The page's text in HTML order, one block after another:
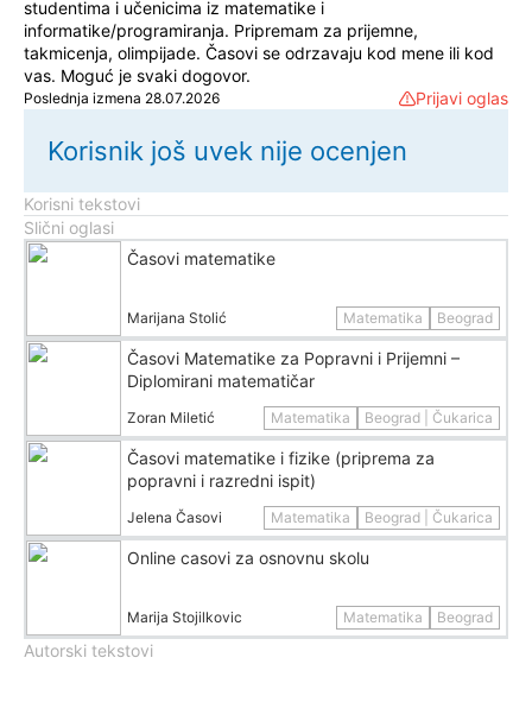
studentima i učenicima iz matematike i
informatike/programiranja. Pripremam za prijemne,
takmicenja, olimpijade. Časovi se odrzavaju kod mene ili kod
vas. Moguć je svaki dogovor.
Poslednja izmena 28.07.2026 Prijavi oglas
Korisnik još uvek nije ocenjen
Korisni tekstovi
Slični oglasi
Časovi matematike
Marijana Stolić Matematika Beograd
Časovi Matematike za Popravni i Prijemni –
Diplomirani matematičar
Zoran Miletić Matematika Beograd | Čukarica
Časovi matematike i fizike (priprema za
popravni i razredni ispit)
Jelena Časovi Matematika Beograd | Čukarica
Online casovi za osnovnu skolu
Marija Stojilkovic Matematika Beograd
Autorski tekstovi